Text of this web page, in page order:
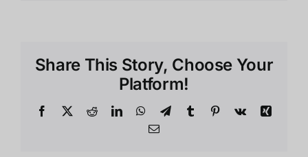
Share This Story, Choose Your
Platform!